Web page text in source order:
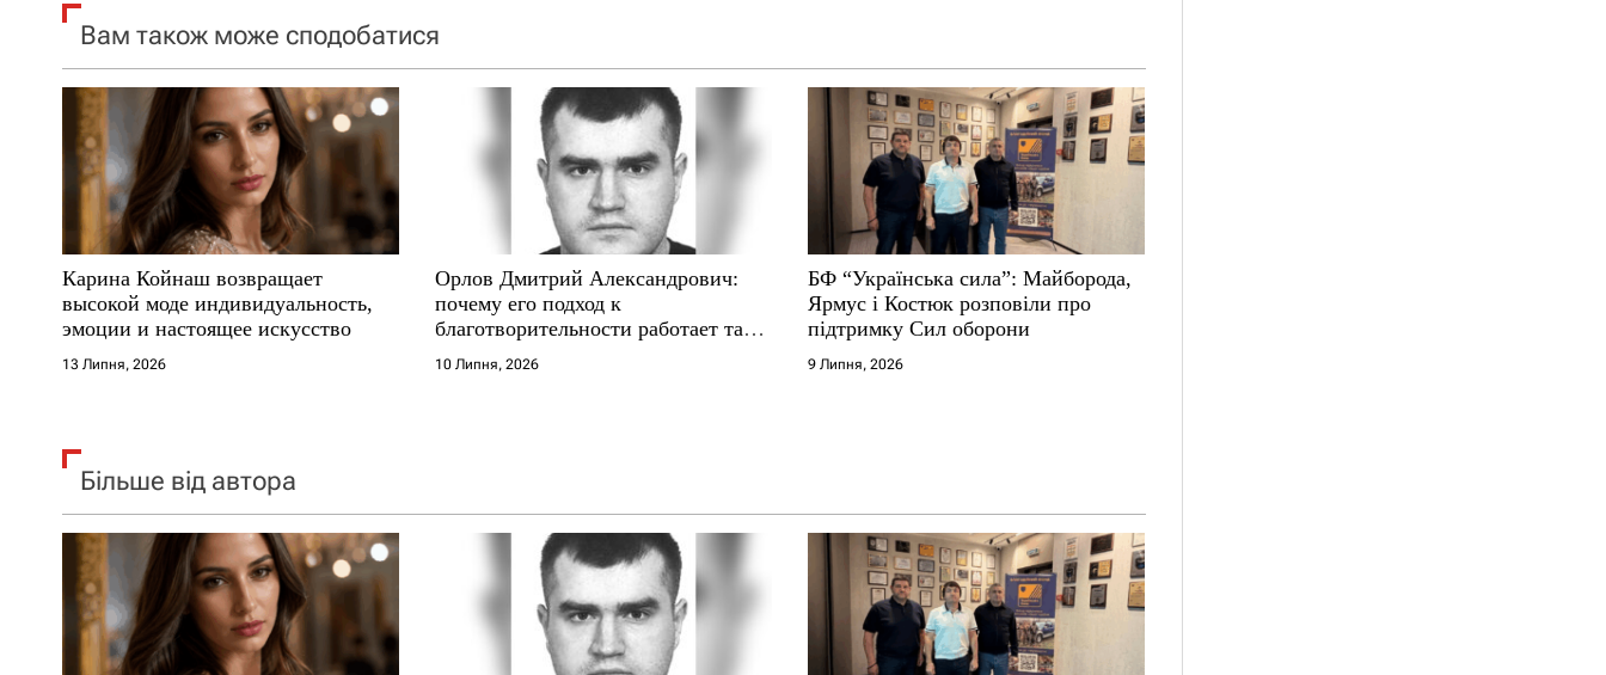
а
п
и
с
і
в
Вам також може сподобатися
Карина Койнаш возвращает
высокой моде индивидуальность,
эмоции и настоящее искусство
13 Липня, 2026
Орлов Дмитрий Александрович:
почему его подход к
благотворительности работает там,
где другие не выдерживают
10 Липня, 2026
БФ “Українська сила”: Майборода,
Ярмус і Костюк розповіли про
підтримку Сил оборони
9 Липня, 2026
Більше від автора